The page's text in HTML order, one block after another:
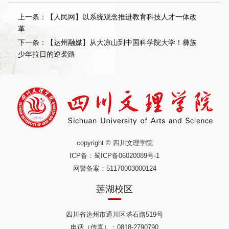
上一条：【人民网】以系统观念推进教育科技人才一体改
革
下一条：【达州融媒】从大凉山到中国科学院大学！彝族
少年拉日的逆袭路
copyright © 四川文理学院
ICP备： 蜀ICP备06020089号-1
网警备案：51170003000124
莲湖校区
四川省达州市通川区塔石路519号
电话（传真）：0818-2790790